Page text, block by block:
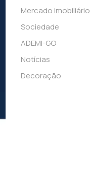
Mercado imobiliário
Sociedade
ADEMI-GO
Notícias
Decoração